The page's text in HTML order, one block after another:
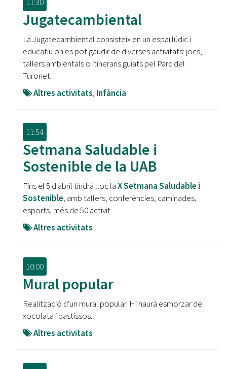
Jugatecambiental
La Jugatecambiental consisteix en un espai lúdic i
educatiu on es pot gaudir de diverses activitats: jocs,
tallers ambientals o itineraris guiats pel Parc del
Turonet.
Altres activitats, Infància
11:54
Setmana Saludable i
Sostenible de la UAB
Fins el 5 d'abril tindrà lloc laX Setmana Saludable i
Sostenible, amb tallers, conferències, caminades,
esports, més de 50 activit
Altres activitats
10:00
Mural popular
Realització d'un mural popular. Hi haurà esmorzar de
xocolata i pastissos.
Altres activitats